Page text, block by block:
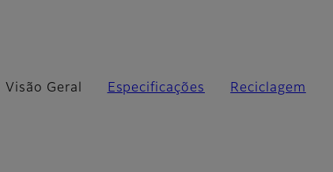
Visão Geral Especificações Reciclagem